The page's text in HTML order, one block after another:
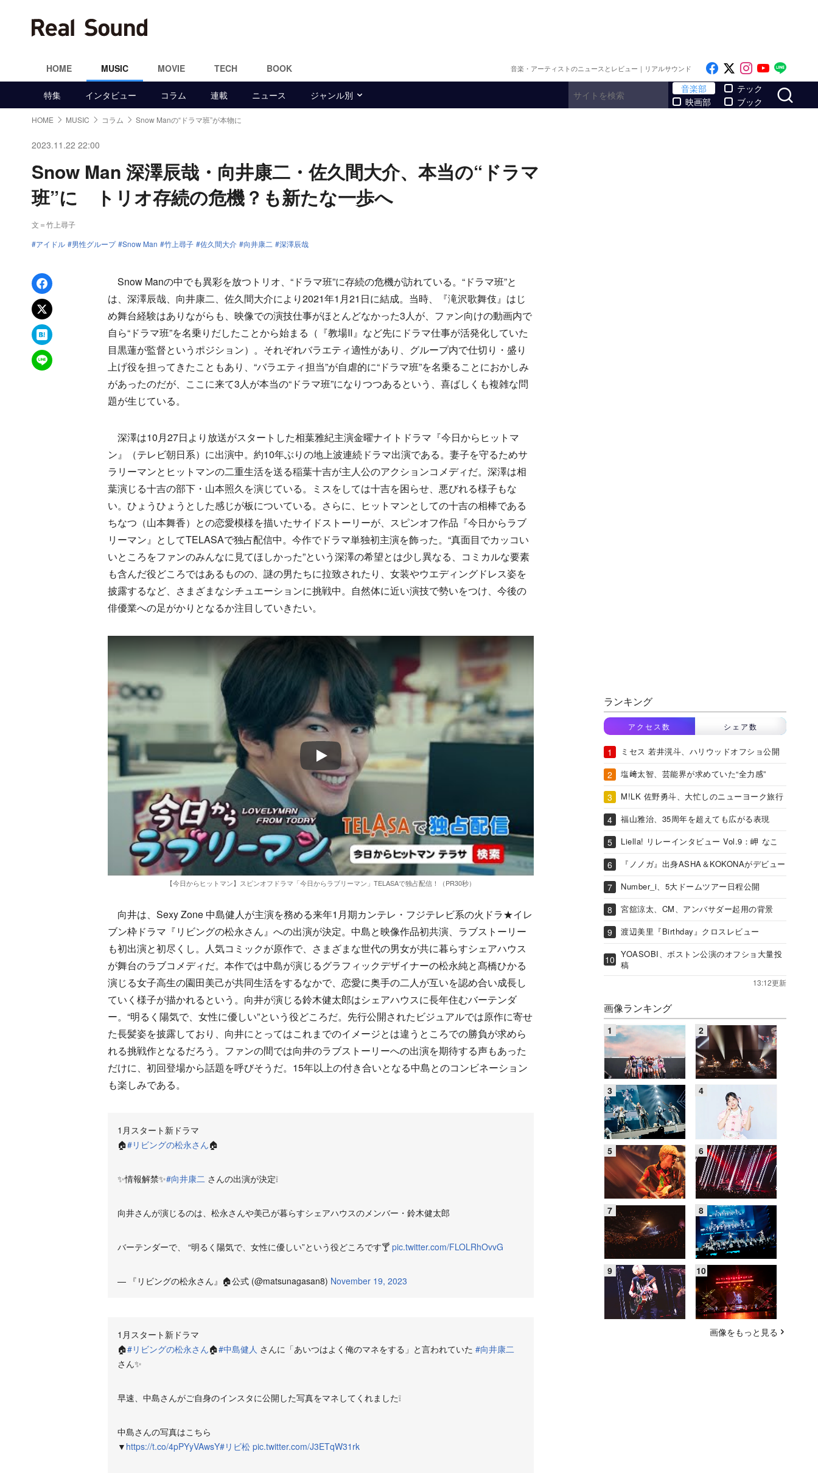
HOME MUSIC MOVIE TECH BOOK 音楽・アーティストのニュースとレビュー｜リアルサウンド Like on Facebook
Follow on x
Follow on
Follow
特集 インタビュー コラム 連載 ニュース ジャンル別
音楽部
映画部
テック
ブック
HOME MUSIC コラム Snow Manの“ドラマ班”が本物に
2023.11.22 22:00
Snow Man 深澤辰哉・向井康二・佐久間大介、本当の“ドラマ
班”に トリオ存続の危機？も新たな一歩へ
文＝竹上尋子
アイドル
男性グループ Snow Man 竹上尋子 佐久間大介 向井康二 深澤辰哉
Facebookでシェア
xでポスト
はてなブックマーク
LINEで送る
Snow Manの中でも異彩を放つトリオ、“ドラマ班”に存続の危機が訪れている。“ドラマ班”と
は、深澤辰哉、向井康二、佐久間大介により2021年1月21日に結成。当時、『滝沢歌舞伎』はじ
め舞台経験はありながらも、映像での演技仕事がほとんどなかった3人が、ファン向けの動画内で
自ら“ドラマ班”を名乗りだしたことから始まる（『教場Ⅱ』など先にドラマ仕事が活発化していた
目黒蓮が監督というポジション）。それぞれバラエティ適性があり、グループ内で仕切り・盛り
上げ役を担ってきたこともあり、“バラエティ担当”が自虐的に“ドラマ班”を名乗ることにおかしみ
があったのだが、ここに来て3人が本当の“ドラマ班”になりつつあるという、喜ばしくも複雑な問
題が生じている。
深澤は10月27日より放送がスタートした相葉雅紀主演金曜ナイトドラマ『今日からヒットマ
ン』（テレビ朝日系）に出演中。約10年ぶりの地上波連続ドラマ出演である。妻子を守るためサ
ラリーマンとヒットマンの二重生活を送る稲葉十吉が主人公のアクションコメディだ。深澤は相
葉演じる十吉の部下・山本照久を演じている。ミスをしては十吉を困らせ、悪びれる様子もな
い。ひょうひょうとした感じが板についている。さらに、ヒットマンとしての十吉の相棒である
ちなつ（山本舞香）との恋愛模様を描いたサイドストーリーが、スピンオフ作品『今日からラブ
リーマン』としてTELASAで独占配信中。今作でドラマ単独初主演を飾った。“真面目でカッコい
いところをファンのみんなに見てほしかった”という深澤の希望とは少し異なる、コミカルな要素
も含んだ役どころではあるものの、謎の男たちに拉致されたり、女装やウエディングドレス姿を
披露するなど、さまざまなシチュエーションに挑戦中。自然体に近い演技で勢いをつけ、今後の
俳優業への足がかりとなるか注目していきたい。
【今日からヒットマン】スピンオフドラマ「今日からラブリーマン」TELASAで独占配信！（PR30秒）
向井は、Sexy Zone 中島健人が主演を務める来年1月期カンテレ・フジテレビ系の火ドラ★イレ
ブン枠ドラマ『リビングの松永さん』への出演が決定。中島と映像作品初共演、ラブストーリー
も初出演と初尽くし。人気コミックが原作で、さまざまな世代の男女が共に暮らすシェアハウス
が舞台のラブコメディだ。本作では中島が演じるグラフィックデザイナーの松永純と髙橋ひかる
演じる女子高生の園田美己が共同生活をするなかで、恋愛に奥手の二人が互いを認め合い成長し
ていく様子が描かれるという。向井が演じる鈴木健太郎はシェアハウスに長年住むバーテンダ
ー。“明るく陽気で、女性に優しい”という役どころだ。先行公開されたビジュアルでは原作に寄せ
た長髪姿を披露しており、向井にとってはこれまでのイメージとは違うところでの勝負が求めら
れる挑戦作となるだろう。ファンの間では向井のラブストーリーへの出演を期待する声もあった
だけに、初回登場から話題を呼びそうだ。15年以上の付き合いとなる中島とのコンビネーション
も楽しみである。
1月スタート新ドラマ
🏠#リビングの松永さん🏠
✨情報解禁✨#向井康二 さんの出演が決定❕
向井さんが演じるのは、松永さんや美己が暮らすシェアハウスのメンバー・鈴木健太郎
バーテンダーで、 “明るく陽気で、女性に優しい”という役どころです🍸 pic.twitter.com/FLOLRhOvvG
— 『リビングの松永さん』🏠公式 (@matsunagasan8) November 19, 2023
1月スタート新ドラマ
🏠#リビングの松永さん🏠#中島健人 さんに「あいつはよく俺のマネをする」と言われていた #向井康二
さん✨
早速、中島さんがご自身のインスタに公開した写真をマネしてくれました❕
中島さんの写真はこちら
▼ https://t.co/4pPYyVAwsY#リビ松 pic.twitter.com/J3ETqW31rk
ランキング
アクセス数 シェア数
ミセス 若井滉斗、ハリウッドオフショ公開
塩﨑太智、芸能界が求めていた“全力感”
M!LK 佐野勇斗、大忙しのニューヨーク旅行
福山雅治、35周年を超えても広がる表現
Liella! リレーインタビュー Vol.9：岬 なこ
『ノノガ』出身ASHA＆KOKONAがデビュー
Number_i、5大ドームツアー日程公開
宮舘涼太、CM、アンバサダー起用の背景
渡辺美里『Birthday』クロスレビュー
YOASOBI、ボストン公演のオフショ大量投
稿
13:12更新
画像ランキング
画像をもっと見る